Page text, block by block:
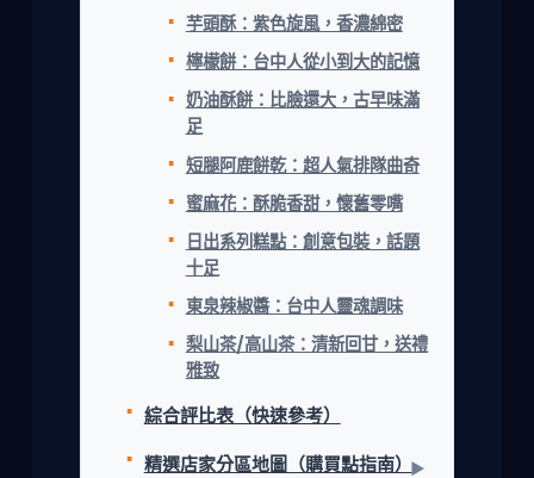
芋頭酥：紫色旋風，香濃綿密
檸檬餅：台中人從小到大的記憶
奶油酥餅：比臉還大，古早味滿
足
短腿阿鹿餅乾：超人氣排隊曲奇
蜜麻花：酥脆香甜，懷舊零嘴
日出系列糕點：創意包裝，話題
十足
東泉辣椒醬：台中人靈魂調味
梨山茶/高山茶：清新回甘，送禮
雅致
綜合評比表（快速參考）
精選店家分區地圖（購買點指南）